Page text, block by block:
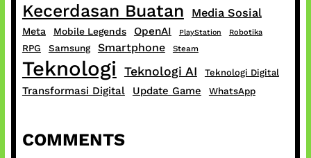
Kecerdasan Buatan Media Sosial
Meta Mobile Legends OpenAI PlayStation Robotika
RPG Samsung Smartphone Steam
Teknologi Teknologi AI Teknologi Digital
Transformasi Digital Update Game WhatsApp
COMMENTS